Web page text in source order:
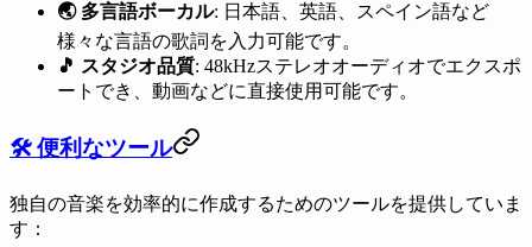
🌏 多言語ボーカル: 日本語、英語、スペイン語など
様々な言語の歌詞を入力可能です。
🎵 スタジオ品質: 48kHzステレオオーディオでエクスポ
ートでき、動画などに直接使用可能です。
🛠️ 便利なツール
独自の音楽を効率的に作成するためのツールを提供していま
す：